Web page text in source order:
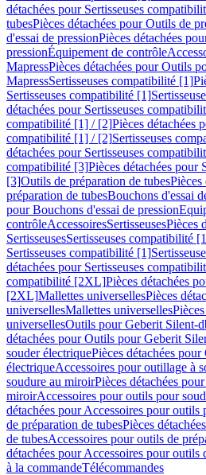
détachées pour Sertisseuses
tubesPièces détachées pour Outils de
d'essai de pressionPièces détachées
pressionÉquipement de contrôle
MapressPièces détachées pour Outils
MapressSertisseuses compatibilité [1]
Sertisseuses compatibilité [1]
détachées pour Sertisseuses
compatibilité [1] / [2]Pièces détachées
compatibilité [1] / [2]Sertisseuses
détachées pour Sertisseuses
compatibilité [3]Pièces détachées pour
[3]Outils de préparation de tubesPièces
préparation de tubesBouchons d'essai
pour Bouchons d'essai de pression
contrôleAccessoiresSertisseusesPièces
SertisseusesSertisseuses compatibilité
Sertisseuses compatibilité [1]
détachées pour Sertisseuses
compatibilité [2XL]Pièces détachées
[2XL]Mallettes universellesPièces
universellesMallettes universelles
universellesOutils pour Geberit Silent-
détachées pour Outils pour Geberit
souder électriquePièces détachées
électriqueAccessoires pour outillage à
soudure au miroirPièces détachées
miroirAccessoires pour outils pour
détachées pour Accessoires pour
de préparation de tubesPièces
de tubesAccessoires pour outils de
détachées pour Accessoires pour outils
à la commandeTélécommandes